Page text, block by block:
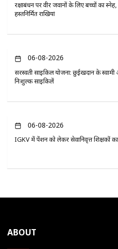
रक्षाबंधन पर वीर जवानों के लिए बच्चों का
हस्तनिर्मित राखियां
06-08-2026
सरस्वती साइकिल योजना: छुईखदान के
निःशुल्क साइकिलें
06-08-2026
IGKV में पेंशन को लेकर सेवानिवृत्त शिक्षकों
ABOUT